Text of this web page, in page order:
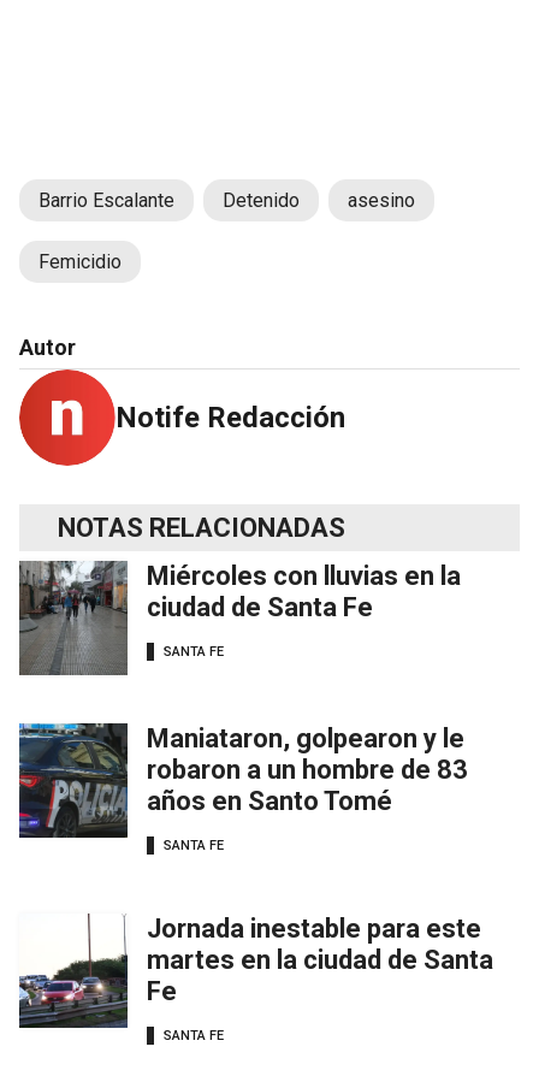
Barrio Escalante Detenido asesino
Femicidio
Autor
Notife Redacción
NOTAS RELACIONADAS
Miércoles con lluvias en la
ciudad de Santa Fe
SANTA FE
Maniataron, golpearon y le
robaron a un hombre de 83
años en Santo Tomé
SANTA FE
Jornada inestable para este
martes en la ciudad de Santa
Fe
SANTA FE